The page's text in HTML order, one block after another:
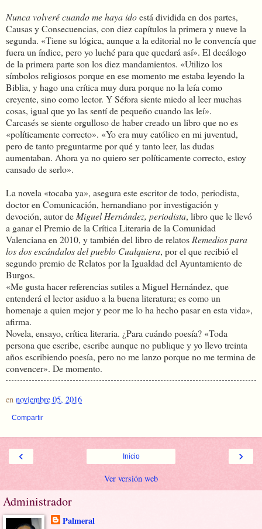
Nunca volveré cuando me haya idoestá dividida en dos partes,
Causas y Consecuencias, con diez capítulos la primera y nueve la
segunda. «Tiene su lógica, aunque a la editorial no le convencía que
fuera un índice, pero yo luché para que quedará así». El decálogo
de la primera parte son los diez mandamientos. «Utilizo los
símbolos religiosos porque en ese momento me estaba leyendo la
Biblia, y hago una crítica muy dura porque no la leía como
creyente, sino como lector. Y Séfora siente miedo al leer muchas
cosas, igual que yo las sentí de pequeño cuando las leí».
Carcasés se siente orgulloso de haber creado un libro que no es
«políticamente correcto». «Yo era muy católico en mi juventud,
pero de tanto preguntarme por qué y tanto leer, las dudas
aumentaban. Ahora ya no quiero ser políticamente correcto, estoy
cansado de serlo».
La novela «tocaba ya», asegura este escritor de todo, periodista,
doctor en Comunicación, hernandiano por investigación y
devoción, autor de Miguel Hernández, periodista, libro que le llevó
a ganar el Premio de la Crítica Literaria de la Comunidad
Valenciana en 2010, y también del libro de relatos Remedios para
los dos escándalos del pueblo Cualquiera, por el que recibió el
segundo premio de Relatos por la Igualdad del Ayuntamiento de
Burgos.
«Me gusta hacer referencias sutiles a Miguel Hernández, que
entenderá el lector asiduo a la buena literatura; es como un
homenaje a quien mejor y peor me lo ha hecho pasar en esta vida»,
afirma.
Novela, ensayo, crítica literaria. ¿Para cuándo poesía? «Toda
persona que escribe, escribe aunque no publique y yo llevo treinta
años escribiendo poesía, pero no me lanzo porque no me termina de
convencer». De momento.
en noviembre 05, 2016
Compartir
‹ ›
Inicio
Ver versión web
Administrador
Palmeral